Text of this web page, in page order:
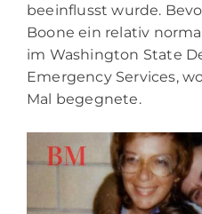
beeinflusst wurde.
Boone ein relativ
im Washington State
Emergency Services,
Mal begegnete.